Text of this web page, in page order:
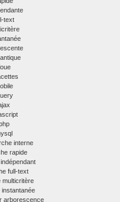
text
interne
rapide
full-text
multicritère
arborescence